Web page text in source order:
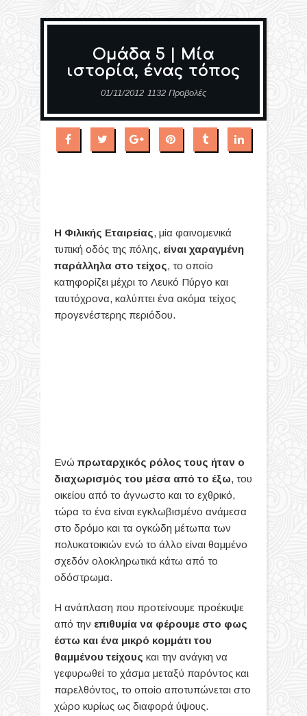
Ομάδα 5 | Μία
ιστορία, ένας τόπος
01/11/2012 1132 Προβολές
Η Φιλικής Εταιρείας, μία φαινομενικά
τυπική οδός της πόλης, είναι χαραγμένη
παράλληλα στο τείχος, το οποίο
κατηφορίζει μέχρι το Λευκό Πύργο και
ταυτόχρονα, καλύπτει ένα ακόμα τείχος
προγενέστερης περιόδου.
Ενώ πρωταρχικός ρόλος τους ήταν ο
διαχωρισμός του μέσα από το έξω, του
οικείου από το άγνωστο και το εχθρικό,
τώρα το ένα είναι εγκλωβισμένο ανάμεσα
στο δρόμο και τα ογκώδη μέτωπα των
πολυκατοικιών ενώ το άλλο είναι θαμμένο
σχεδόν ολοκληρωτικά κάτω από το
οδόστρωμα.
Η ανάπλαση που προτείνουμε προέκυψε
από την επιθυμία να φέρουμε στο φως
έστω και ένα μικρό κομμάτι του
θαμμένου τείχους και την ανάγκη να
γεφυρωθεί το χάσμα μεταξύ παρόντος και
παρελθόντος, το οποίο αποτυπώνεται στο
χώρο κυρίως ως διαφορά ύψους.